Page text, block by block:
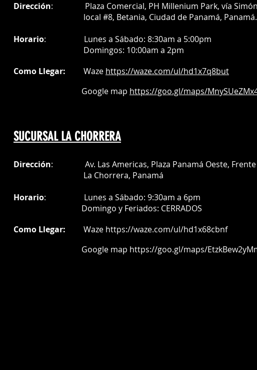
Dirección: Plaza Comercial, PH Millenium Park, vía
local #8, Betania, Ciudad de Panamá, Panamá.
Horario: Lunes a Sábado: 8:30am a 5:00pm
Domingos: 10:00am a 2pm
Como Llegar: Waze https://waze.com/ul/hd1x7q8but
Google map https://goo.gl/maps/
SUCURSAL LA CHORRERA
Dirección: Av. Las Americas, Plaza Panamá Oeste, Frente
La Chorrera, Panamá
Horario: Lunes a Sábado: 9:30am a 6pm
Domingo y Feriados: CERRADOS
Como Llegar: Waze https://waze.com/ul/hd1x68cbnf
Google map https://goo.gl/maps/